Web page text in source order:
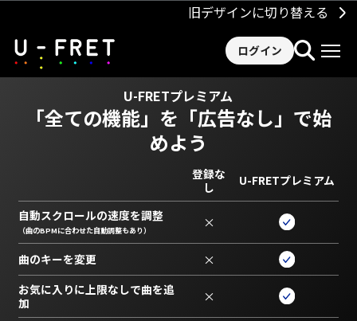
旧デザインに切り替える
ログイン
U-FRETプレミアム
「全ての機能」を 「広告なし」で始
めよう
登録な
し
U-FRETプレミアム
自動スクロールの速度を調整
（曲のBPMに合わせた自動調整もあり） ×
曲のキーを変更 ×
お気に入りに上限なしで曲を追
加
×